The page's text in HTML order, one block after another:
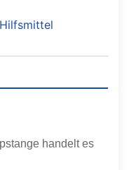
handelt es